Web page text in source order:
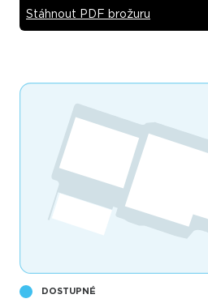
Stáhnout PDF brožuru
DOSTUPNÉ